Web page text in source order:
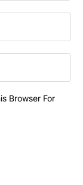
Browser For